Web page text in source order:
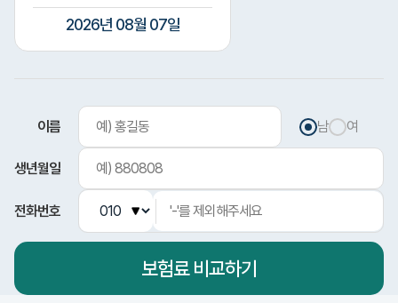
2026년 08월 07일
이름 남 여
생년월일
전화번호
보험료비교하기